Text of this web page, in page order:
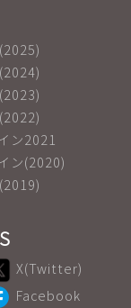
ン2021
ン(2020)
X(Twitter)
Facebook